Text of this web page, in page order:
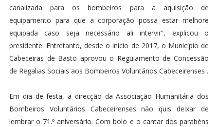
canalizada para os bombeiros para a aquisição de
equipamento para que a corporação possa estar melhore
equipada caso seja necessário ali intervir”, explicou o
presidente. Entretanto, desde o início de 2017, o Município de
Cabeceiras de Basto aprovou o Regulamento de Concessão
de Regalias Sociais aos Bombeiros Voluntários Cabeceirenses .
Em dia de festa, a direcção da Associação Humanitária dos
Bombeiros Voluntários Cabeceirenses não quis deixar de
lembrar o 71.º aniversário. Com bolo e o cantar dos parabéns